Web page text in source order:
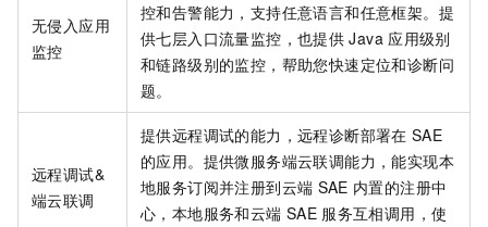
无侵入应用
监控
控和告警能力，支持任意语言和任意框架。提
供七层入口流量监控，也提供 Java 应用级别
和链路级别的监控，帮助您快速定位和诊断问
题。
远程调试&
端云联调
提供远程调试的能力，远程诊断部署在 SAE
的应用。提供微服务端云联调能力，能实现本
地服务订阅并注册到云端 SAE 内置的注册中
心，本地服务和云端 SAE 服务互相调用，使